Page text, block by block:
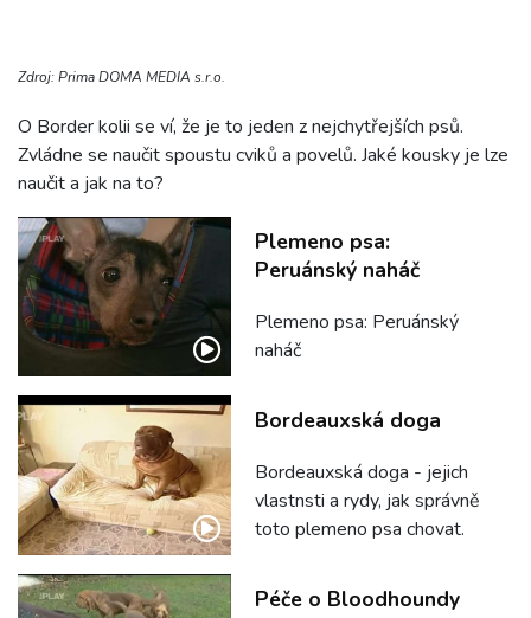
Zdroj: Prima DOMA MEDIA s.r.o.
O Border kolii se ví, že je to jeden z nejchytřejších psů.
Zvládne se naučit spoustu cviků a povelů. Jaké kousky je lze
naučit a jak na to?
Plemeno psa:
Peruánský naháč
Plemeno psa: Peruánský
naháč
Bordeauxská doga
Bordeauxská doga - jejich
vlastnsti a rydy, jak správně
toto plemeno psa chovat.
Péče o Bloodhoundy